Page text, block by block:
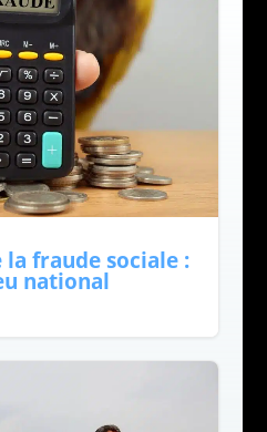
fraude sociale :
national